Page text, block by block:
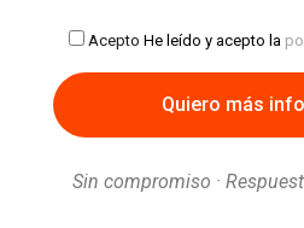
Acepto He leído y acepto la
Sin compromiso ·